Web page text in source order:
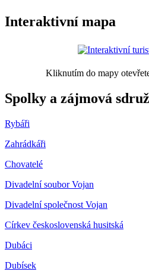
Interaktivní mapa
Kliknutím do mapy
Spolky a zájmová
Rybáři
Zahrádkáři
Chovatelé
Divadelní soubor Vojan
Divadelní společnost Vojan
Církev československá husitská
Dubáci
Dubísek